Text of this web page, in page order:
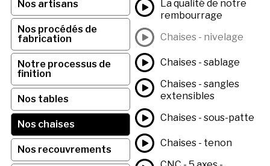
Nos artisans
Nos procédés de
fabrication
Notre processus de
finition
Nos tables
Nos chaises
Nos recouvrements
La qualité de notre
rembourrage
Chaises - nivelage
Chaises - sablage
Chaises - sangles
extensibles
Chaises - sous-patte
Chaises - tenon